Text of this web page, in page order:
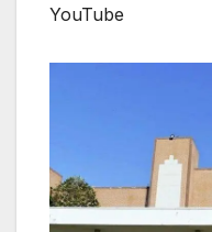
YouTube